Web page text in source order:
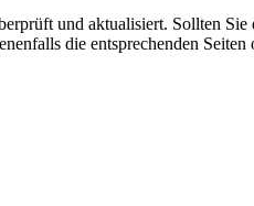
und aktualisiert. Sollten
die entsprechenden Seiten